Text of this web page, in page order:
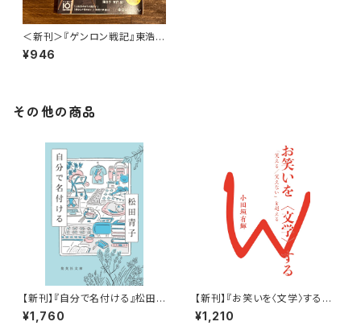
＜新刊＞『ゲンロン戦記』東浩紀
（版元：中央公論新社）
¥946
その他の商品
【新刊】『自分で名付ける』松田
青子
¥1,760
【新刊】『お笑いを〈文学〉する〜
「笑える／笑えない」を超える』
小田垣有輝
¥1,210